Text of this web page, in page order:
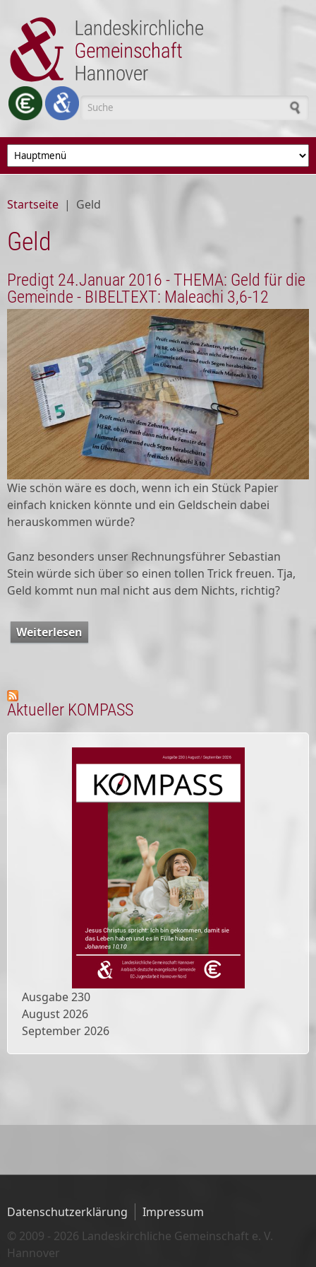
Suchformular
Startseite | Geld
Geld
Predigt 24.Januar 2016 - THEMA: Geld für die
Gemeinde - BIBELTEXT: Maleachi 3,6-12
Wie schön wäre es doch, wenn ich ein Stück Papier
einfach knicken könnte und ein Geldschein dabei
herauskommen würde?
Ganz besonders unser Rechnungsführer Sebastian
Stein würde sich über so einen tollen Trick freuen. Tja,
Geld kommt nun mal nicht aus dem Nichts, richtig?
Weiterlesen
Aktueller KOMPASS
Ausgabe230
August 2026
September 2026
Datenschutzerklärung
Impressum
© 2009 - 2026 Landeskirchliche Gemeinschaft e. V.
Hannover